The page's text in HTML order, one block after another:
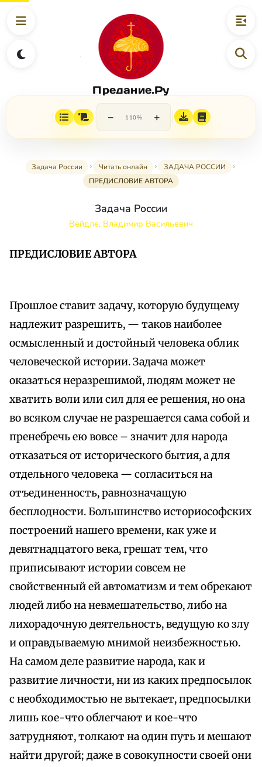
Предание.Ру
− 110% +
Задача России Читать онлайн
ЗАДАЧА РОССИИ
ПРЕДИСЛОВИЕ АВТОРА
Задача России
Вейдле, Владимир Васильевич
ПРЕДИСЛОВИЕ АВТОРА
Прошлое ставит задачу, которую будущему
надлежит разрешить, — таков наиболее
осмысленный и достойный человека облик
человеческой истории. Задача может
оказаться неразрешимой, людям может не
хватить воли или сил для ее решения, но она
во всяком случае не разрешается сама собой и
пренебречь ею вовсе – значит для народа
отказаться от исторического бытия, а для
отдельного человека — согласиться на
отъединенность, равнозначащую
бесплодности. Большинство историософских
построений нашего времени, как уже и
девятнадцатого века, грешат тем, что
приписывают истории совсем не
свойственный ей автоматизм и тем обрекают
людей либо на невмешательство, либо на
лихорадочную деятельность, ведущую ко злу
и оправдываемую мнимой неизбежностью.
На самом деле развитие народа, как и
развитие личности, ни из каких предпосылок
с необходимостью не вытекает, предпосылки
лишь кое-что облегчают и кое-что
затрудняют, толкают на один путь и мешают
найти другой; даже в совокупности своей они